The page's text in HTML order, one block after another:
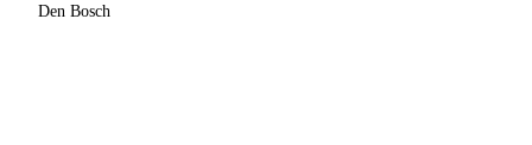
Den Bosch